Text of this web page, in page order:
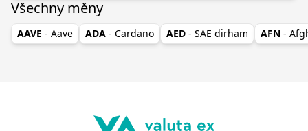
Všechny měny
AAVE - Aave ADA - Cardano AED - SAE dirham AFN -